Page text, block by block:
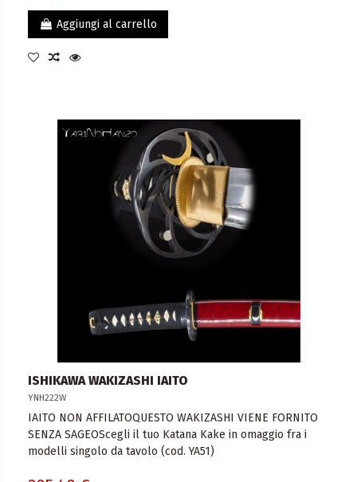
Aggiungi al carrello
ISHIKAWA WAKIZASHI IAITO
YNH222W
IAITO NON AFFILATOQUESTO WAKIZASHI VIENE FORNITO
SENZA SAGEOScegli il tuo Katana Kake in omaggio fra i
modelli singolo da tavolo (cod. YA51)